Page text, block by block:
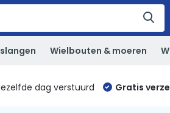
Wielbouten & moeren
dag verstuurd Gratis